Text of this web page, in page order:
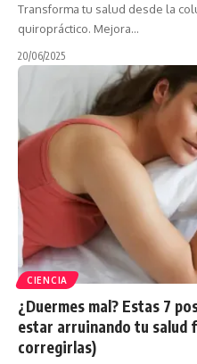
Transforma tu salud desde la
quiropráctico. Mejora…
20/06/2025
CIENCIA
¿Duermes mal? Estas 7
estar arruinando tu salud
corregirlas)